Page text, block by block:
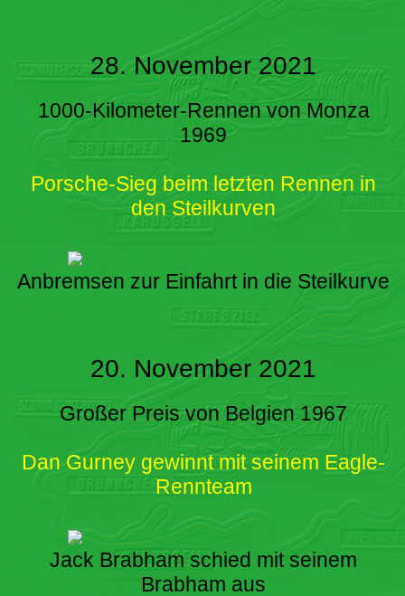
28. November 2021
1000-Kilometer-Rennen von Monza
1969
Porsche-Sieg beim letzten Rennen in
den Steilkurven
Anbremsen zur Einfahrt in die Steilkurve
20. November 2021
Großer Preis von Belgien 1967
Dan Gurney gewinnt mit seinem Eagle-
Rennteam
Jack Brabham schied mit seinem
Brabham aus